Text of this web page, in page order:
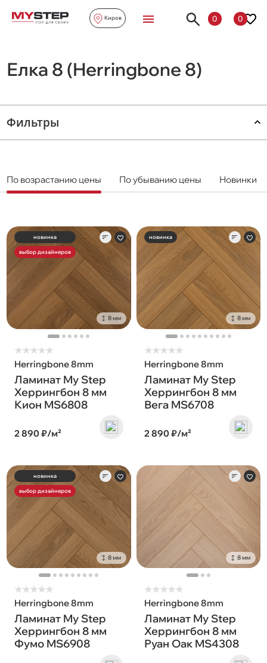
Киров 0 0
Елка 8 (Herringbone 8)
Фильтры
По возрастанию цены По убыванию цены Новинки
новинка
выбор дизайнеров
8 мм
★★★★★
Herringbone 8mm
Ламинат My Step
Херрингбон 8 мм
Кион MS6808
2 890 ₽/м²
новинка
8 мм
★★★★★
Herringbone 8mm
Ламинат My Step
Херрингбон 8 мм
Вега MS6708
2 890 ₽/м²
новинка
выбор дизайнеров
8 мм
★★★★★
Herringbone 8mm
Ламинат My Step
Херрингбон 8 мм
Фумо MS6908
8 мм
★★★★★
Herringbone 8mm
Ламинат My Step
Херрингбон 8 мм
Руан Оак MS4308